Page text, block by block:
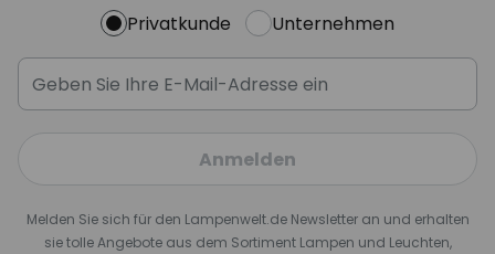
Privatkunde Unternehmen
Anmelden
Melden Sie sich für den Lampenwelt.de Newsletter an und erhalten
sie tolle Angebote aus dem Sortiment Lampen und Leuchten,